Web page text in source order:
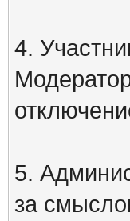
4.
5.
за